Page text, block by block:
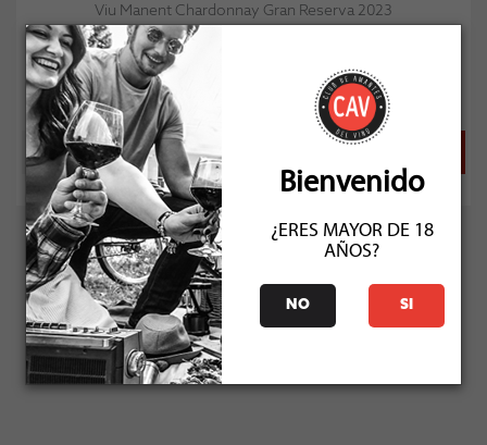
Viu Manent Chardonnay Gran Reserva 2023
Bienvenido
¿ERES MAYOR DE 18
AÑOS?
NO SI